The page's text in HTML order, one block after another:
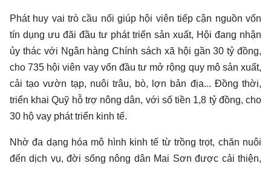
Phát huy vai trò cầu nối giúp hội viên tiếp cận nguồn vốn
tín dụng ưu đãi đầu tư phát triển sản xuất, Hội đang nhận
ủy thác với Ngân hàng Chính sách xã hội gần 30 tỷ đồng,
cho 735 hội viên vay vốn đầu tư mở rộng quy mô sản xuất,
cải tạo vườn tạp, nuôi trâu, bò, lợn bản địa... Đồng thời,
triển khai Quỹ hỗ trợ nông dân, với số tiền 1,8 tỷ đồng, cho
30 hộ vay phát triển kinh tế.
Nhờ đa dạng hóa mô hình kinh tế từ trồng trọt, chăn nuôi
đến dịch vụ, đời sống nông dân Mai Sơn được cải thiện,